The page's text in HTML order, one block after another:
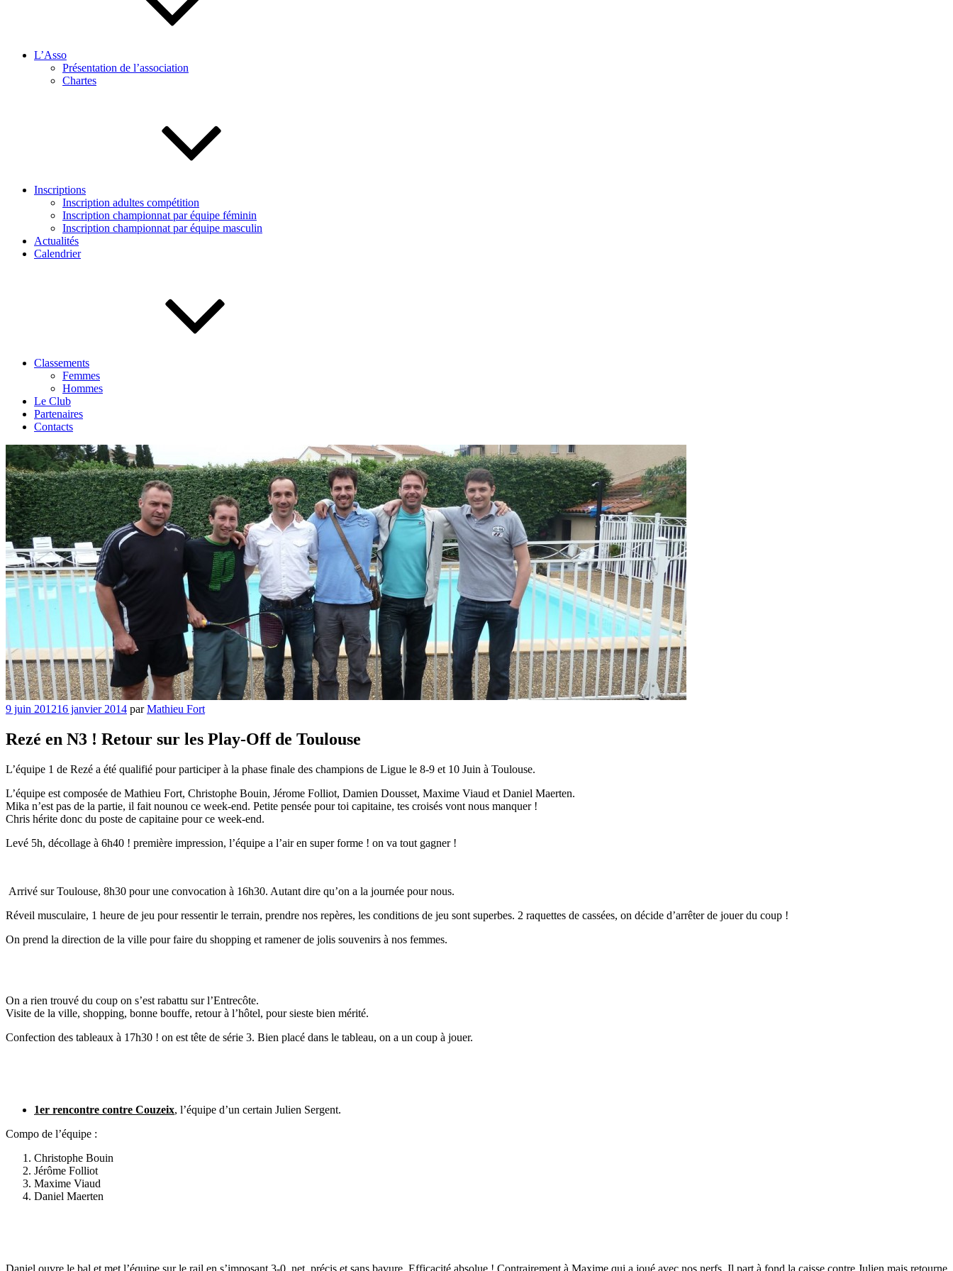
L’Asso
Présentation de l’association
Chartes
Inscriptions
Inscription adultes compétition
Inscription championnat par équipe féminin
Inscription championnat par équipe masculin
Actualités
Calendrier
Classements
Femmes
Hommes
Le Club
Partenaires
Contacts
Publié
9 juin 201216 janvier 2014 parMathieu Fort
Rezé en N3 ! Retour sur les Play-Off de Toulouse
L’équipe 1 de Rezé a été qualifié pour participer à la phase finale des champions de Ligue le 8-9 et 10 Juin à Toulouse.
L’équipe est composée de Mathieu Fort, Christophe Bouin, Jérome Folliot, Damien Dousset, Maxime Viaud et Daniel Maerten.
Mika n’est pas de la partie, il fait nounou ce week-end. Petite pensée pour toi capitaine, tes croisés vont nous manquer !
Chris hérite donc du poste de capitaine pour ce week-end.
Levé 5h, décollage à 6h40 ! première impression, l’équipe a l’air en super forme ! on va tout gagner !
Arrivé sur Toulouse, 8h30 pour une convocation à 16h30. Autant dire qu’on a la journée pour nous.
Réveil musculaire, 1 heure de jeu pour ressentir le terrain, prendre nos repères, les conditions de jeu sont superbes. 2 raquettes de cassées, on décide d’arrêter de jouer du coup !
On prend la direction de la ville pour faire du shopping et ramener de jolis souvenirs à nos femmes.
On a rien trouvé du coup on s’est rabattu sur l’Entrecôte.
Visite de la ville, shopping, bonne bouffe, retour à l’hôtel, pour sieste bien mérité.
Confection des tableaux à 17h30 ! on est tête de série 3. Bien placé dans le tableau, on a un coup à jouer.
1er rencontre contre Couzeix, l’équipe d’un certain Julien Sergent.
Compo de l’équipe :
Christophe Bouin
Jérôme Folliot
Maxime Viaud
Daniel Maerten
Daniel ouvre le bal et met l’équipe sur le rail en s’imposant 3-0, net, précis et sans bavure. Efficacité absolue ! Contrairement à Maxime qui a joué avec nos nerfs. Il part à fond la caisse contre Julien mais retourne